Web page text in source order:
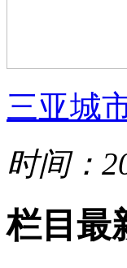
三亚城
时间：
栏目最